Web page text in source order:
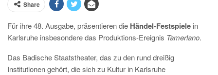
Share
Für ihre 48. Ausgabe, präsentieren die Händel-Festspiele in
Karlsruhe insbesondere das Produktions-Ereignis Tamerlano.
Das Badische Staatstheater, das zu den rund dreißig
Institutionen gehört, die sich zu Kultur in Karlsruhe